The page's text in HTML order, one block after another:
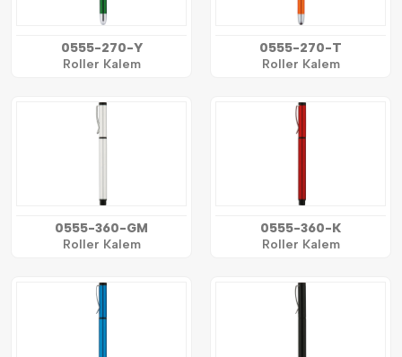
0555-270-Y
Roller Kalem
0555-270-T
Roller Kalem
0555-360-GM
Roller Kalem
0555-360-K
Roller Kalem